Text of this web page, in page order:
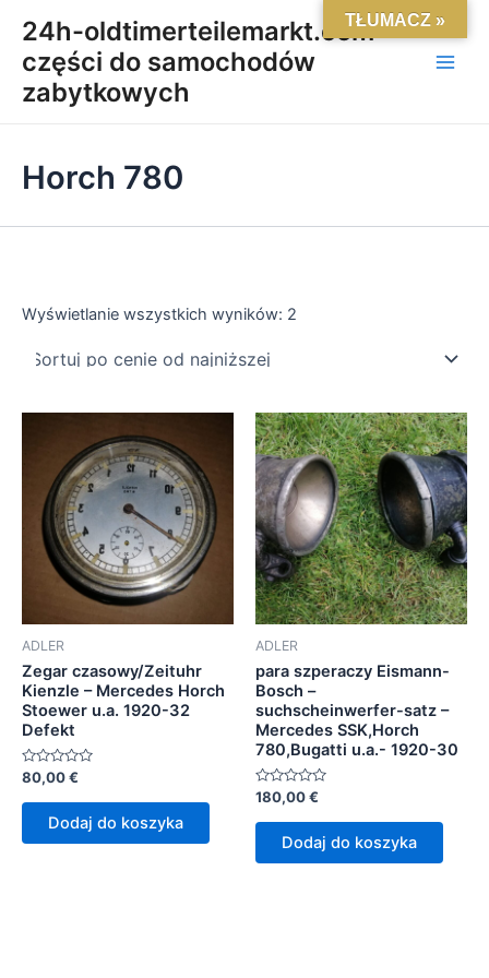
content
24h-oldtimerteilemarkt.com-
części do samochodów
zabytkowych
Main
Horch 780
Wyświetlanie wszystkich wyników: 2
według
ceny:
od
niskiej
ADLER
Zegar czasowy/Zeituhr
Kienzle – Mercedes Horch
Stoewer u.a. 1920-32
Defekt
Oceniono
na
80,00€
Dodaj do koszyka
ADLER
para szperaczy Eismann-
Bosch –
suchscheinwerfer-satz –
Mercedes SSK,Horch
780,Bugatti u.a.- 1920-30
Oceniono
na
180,00€
Dodaj do koszyka
TŁUMACZ »